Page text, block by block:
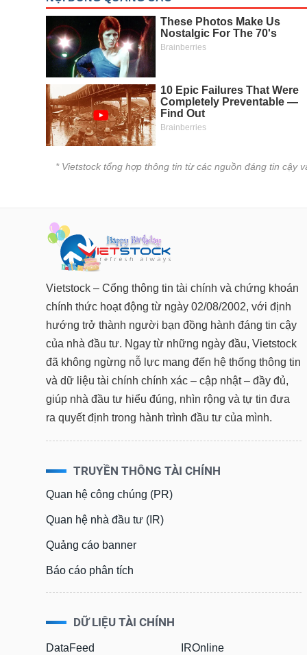
* Vietstock tổng hợp thông tin từ các nguồn đáng tin cậy
Vietstock – Cổng thông tin tài chính và chứng khoán
chính thức hoạt động từ ngày 02/08/2002, với định
hướng trở thành người bạn đồng hành đáng tin cậy
của nhà đầu tư. Ngay từ những ngày đầu, Vietstock
đã không ngừng nỗ lực mang đến hệ thống thông tin
và dữ liệu tài chính chính xác – cập nhật – đầy đủ,
giúp nhà đầu tư hiểu đúng, nhìn rộng và tự tin đưa
ra quyết định trong hành trình đầu tư của mình.
TRUYỀN THÔNG TÀI CHÍNH
Quan hệ công chúng (PR)
Quan hệ nhà đầu tư (IR)
Quảng cáo banner
Báo cáo phân tích
DỮ LIỆU TÀI CHÍNH
DataFeed IROnline